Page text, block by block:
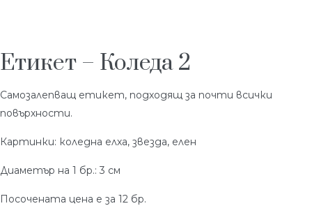
Етикет – Коледа 2
Самозалепващ етикет, подходящ за почти всички
повърхности.
Картинки: коледна елха, звезда, елен
Диаметър на 1 бр.: 3 см
Посочената цена е за 12 бр.